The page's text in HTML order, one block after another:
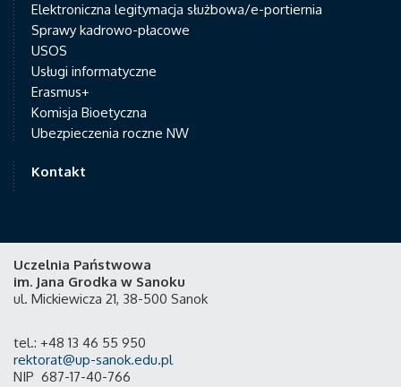
Elektroniczna legitymacja służbowa/e-portiernia
Sprawy kadrowo-płacowe
USOS
Usługi informatyczne
Erasmus+
Komisja Bioetyczna
Ubezpieczenia roczne NW
Kontakt
Uczelnia Państwowa
im. Jana Grodka w Sanoku
ul. Mickiewicza 21, 38-500 Sanok
tel.: +48 13 46 55 950
rektorat@up-sanok.edu.pl
NIP 687-17-40-766